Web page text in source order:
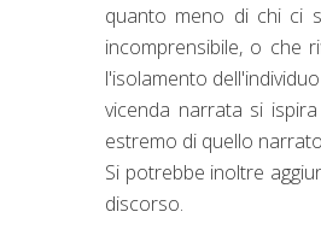
quanto meno di chi ci
incomprensibile, o che
l'isolamento
vicenda narrata si
estremo di quello
Si potrebbe inoltre
discorso.